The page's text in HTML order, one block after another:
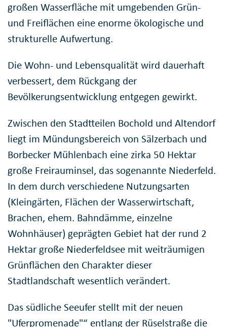
großen Wasserfläche mit umgebenden Grün-
und Freiflächen eine enorme ökologische und
strukturelle Aufwertung.
Die Wohn- und Lebensqualität wird dauerhaft
verbessert, dem Rückgang der
Bevölkerungsentwicklung entgegen gewirkt.
Zwischen den Stadtteilen Bochold und Altendorf
liegt im Mündungsbereich von Sälzerbach und
Borbecker Mühlenbach eine zirka 50 Hektar
große Freirauminsel, das sogenannte Niederfeld.
In dem durch verschiedene Nutzungsarten
(Kleingärten, Flächen der Wasserwirtschaft,
Brachen, ehem. Bahndämme, einzelne
Wohnhäuser) geprägten Gebiet hat der rund 2
Hektar große Niederfeldsee mit weiträumigen
Grünflächen den Charakter dieser
Stadtlandschaft wesentlich verändert.
Das südliche Seeufer stellt mit der neuen
"Uferpromenade"“ entlang der Rüselstraße die